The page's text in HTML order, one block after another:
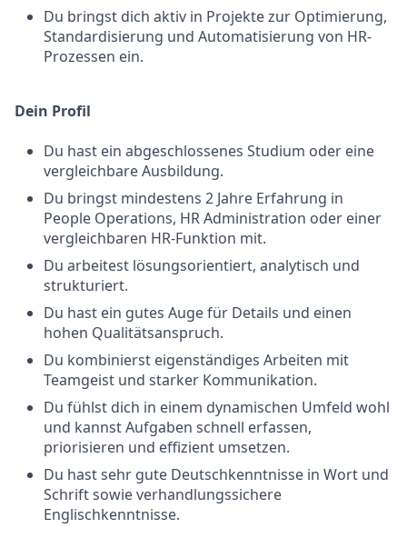
Du bringst dich aktiv in Projekte zur Optimierung,
Standardisierung und Automatisierung von HR-
Prozessen ein.
Dein Profil
Du hast ein abgeschlossenes Studium oder eine
vergleichbare Ausbildung.
Du bringst mindestens 2 Jahre Erfahrung in
People Operations, HR Administration oder einer
vergleichbaren HR-Funktion mit.
Du arbeitest lösungsorientiert, analytisch und
strukturiert.
Du hast ein gutes Auge für Details und einen
hohen Qualitätsanspruch.
Du kombinierst eigenständiges Arbeiten mit
Teamgeist und starker Kommunikation.
Du fühlst dich in einem dynamischen Umfeld wohl
und kannst Aufgaben schnell erfassen,
priorisieren und effizient umsetzen.
Du hast sehr gute Deutschkenntnisse in Wort und
Schrift sowie verhandlungssichere
Englischkenntnisse.